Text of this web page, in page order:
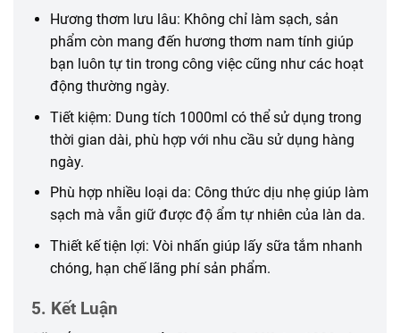
Hương thơm lưu lâu: Không chỉ làm sạch, sản
phẩm còn mang đến hương thơm nam tính giúp
bạn luôn tự tin trong công việc cũng như các hoạt
động thường ngày.
Tiết kiệm: Dung tích 1000ml có thể sử dụng trong
thời gian dài, phù hợp với nhu cầu sử dụng hàng
ngày.
Phù hợp nhiều loại da: Công thức dịu nhẹ giúp làm
sạch mà vẫn giữ được độ ẩm tự nhiên của làn da.
Thiết kế tiện lợi: Vòi nhấn giúp lấy sữa tắm nhanh
chóng, hạn chế lãng phí sản phẩm.
5. Kết Luận